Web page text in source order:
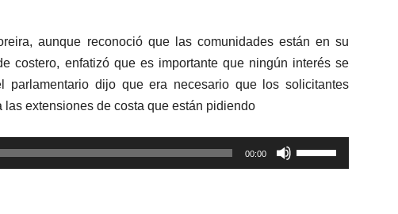
flecha
arriba/abajo
para
disminuir
el
aunque reconoció que las comunidades están en su
costero, enfatizó que es importante que ningún interés se
parlamentario dijo que era necesario que los solicitantes
extensiones de costa que están pidiendo
00:00
las